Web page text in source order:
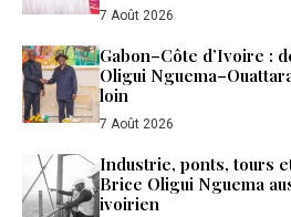
7 Août 2026
Gabon–Côte d’Ivoire :
Oligui
loin
7 Août 2026
Industrie, ponts, tours
Brice Oligui Nguema
ivoirien